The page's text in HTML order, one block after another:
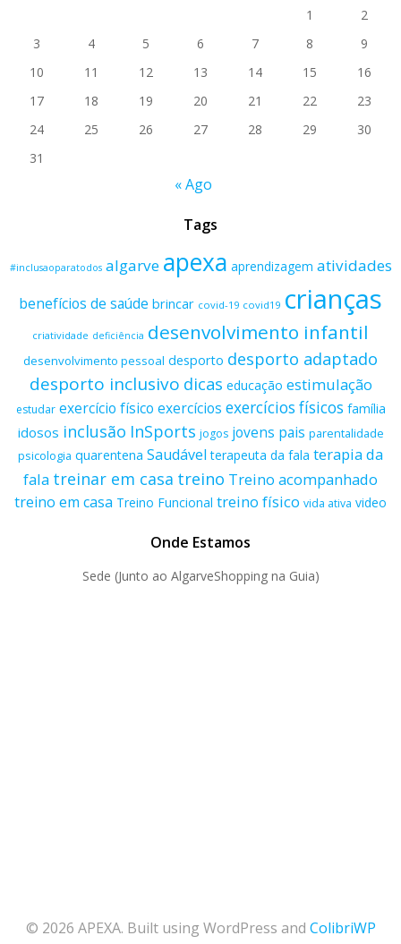
1
2
3
4 5 6 7 8
9
10
11 12 13 14 15
16
17
18 19 20 21 22
23
24
25 26 27 28 29
30
31
« Ago
Tags
#inclusaoparatodos algarve apexa aprendizagem atividades
benefícios de saúde brincar covid-19 covid19 crianças
criatividade deficiência desenvolvimento infantil
desenvolvimento pessoal desporto desporto adaptado
desporto inclusivo dicas educação estimulação
estudar exercício físico exercícios exercícios físicos família
idosos inclusão InSports jogos jovens pais parentalidade
psicologia quarentena Saudável terapeuta da fala terapia da
fala treinar em casa treino Treino acompanhado
treino em casa Treino Funcional treino físico vida ativa video
Onde Estamos
Sede (Junto ao AlgarveShopping na Guia)
© 2026 APEXA. Built using WordPress and ColibriWP